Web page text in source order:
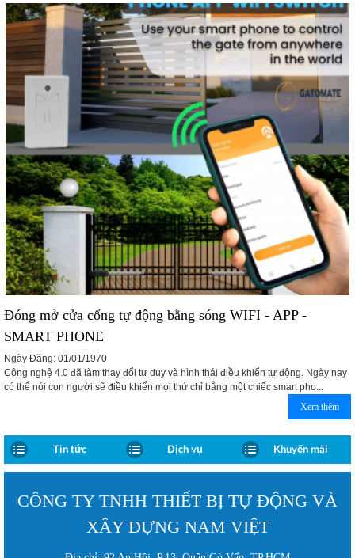
Đóng mở cửa cổng tự động bằng sóng WIFI - APP -
SMART PHONE
Ngày Đăng: 01/01/1970
Công nghệ 4.0 đã làm thay đổi tư duy và hình thái điều khiển tự động. Ngày nay
có thể nói con người sẽ điều khiển mọi thứ chỉ bằng một chiếc smart pho...
Xem thêm
Tin tức Dịch vụ Khuyến mãi
CÔNG TY TNHH THIẾT BỊ TỰ ĐỘNG VÀ
XÂY DỰNG NAM VIỆT